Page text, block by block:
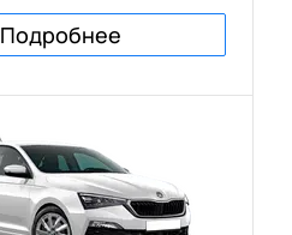
Подробнее